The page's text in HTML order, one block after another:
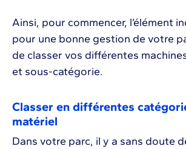
Ainsi, pour commencer, l’élément
pour une bonne gestion de votre
de classer vos différentes
et sous-catégorie.
Classer en différentes
matériel
Dans votre parc, il y a sans doute